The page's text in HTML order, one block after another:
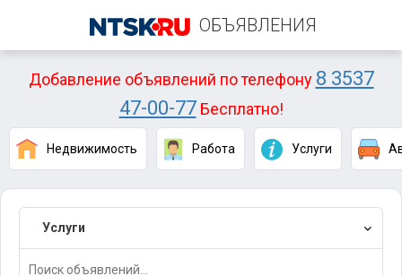
ОБЪЯВЛЕНИЯ
Добавление объявлений по телефону 8 3537
47-00-77Бесплатно!
Недвижимость Работа Услуги
Услуги